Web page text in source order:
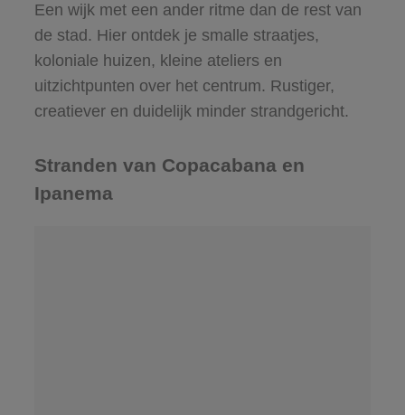
Een wijk met een ander ritme dan de rest van
de stad. Hier ontdek je smalle straatjes,
koloniale huizen, kleine ateliers en
uitzichtpunten over het centrum. Rustiger,
creatiever en duidelijk minder strandgericht.
Stranden van Copacabana en
Ipanema